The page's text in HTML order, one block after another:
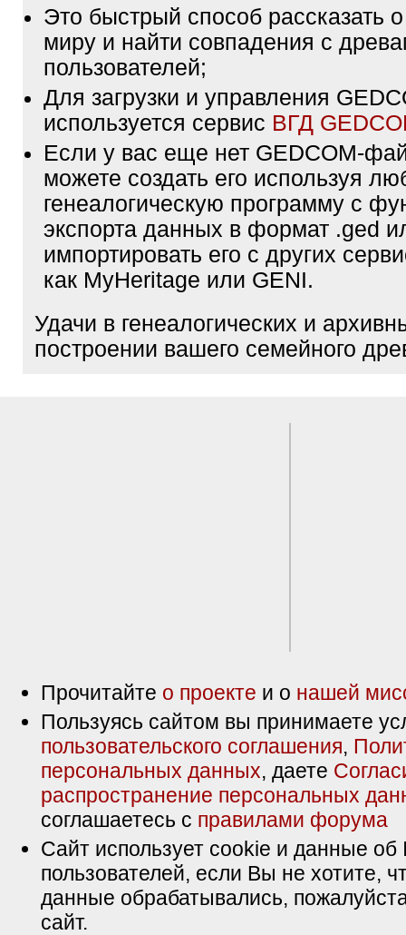
Это быстрый способ рассказать
миру и найти совпадения с
пользователей;
Для загрузки и управления
используется сервис ВГД
Если у вас еще нет GEDCOM-
можете создать его используя
генеалогическую программу с
экспорта данных в формат .ged
импортировать его с других
как MyHeritage или GENI.
Удачи в генеалогических и
построении вашего семейного
Прочитайте о проекте и о нашей
Пользуясь сайтом вы принимаете
пользовательского соглашения,
персональных данных, даете
распространение персональных
соглашаетесь с правилами форума
Сайт использует cookie и данные об
пользователей, если Вы не хотите,
данные обрабатывались,
сайт.